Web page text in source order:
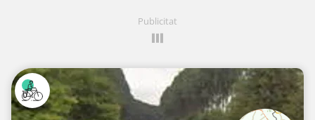
Publicitat